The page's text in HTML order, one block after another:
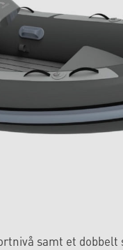
samt et dobbelt